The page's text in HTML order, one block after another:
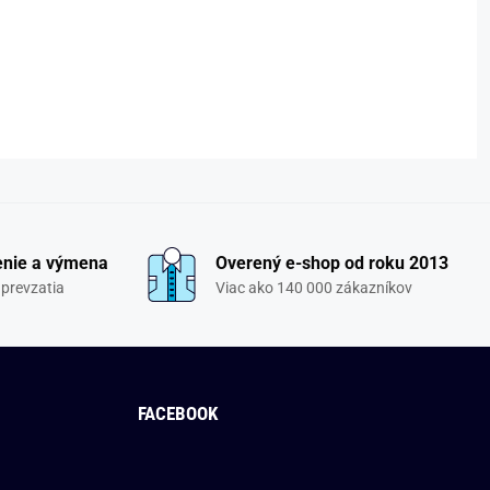
a výmena Overený e-shop od roku 2013
Viac ako 140 000 zákazníkov
FACEBOOK